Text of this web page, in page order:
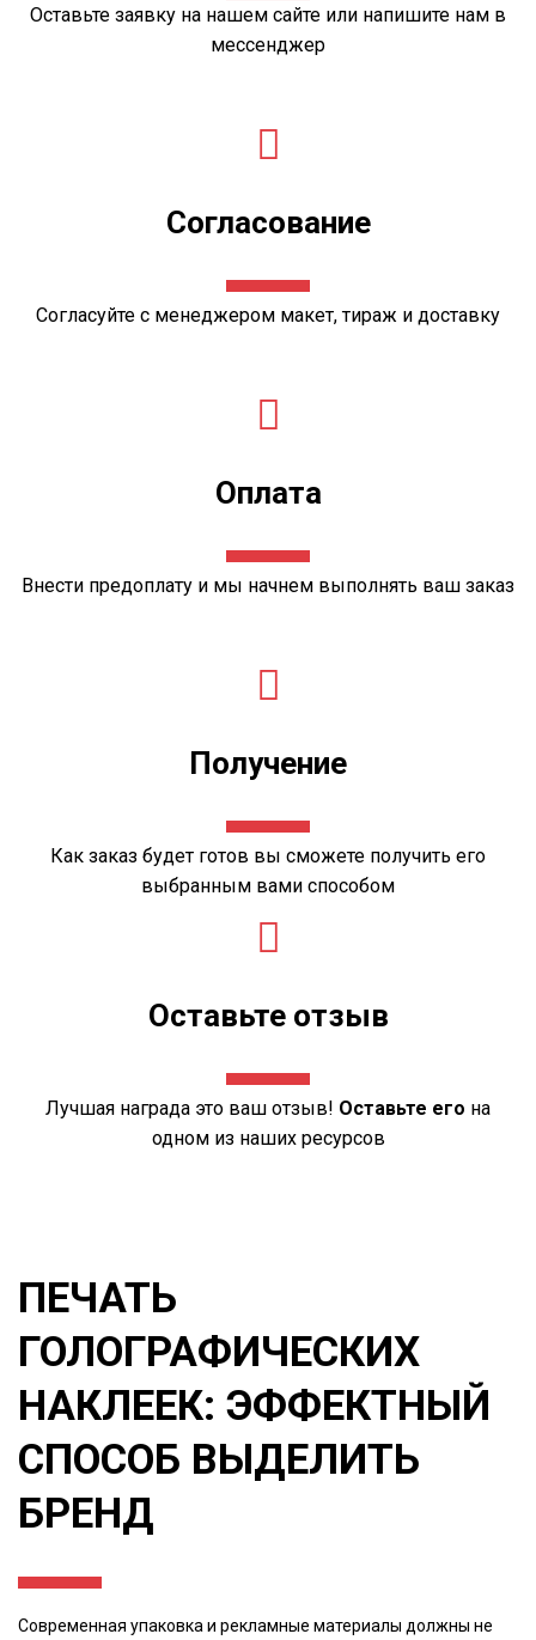
Оставьте заявку на нашем сайте или напишите нам в
мессенджер
Согласование
Согласуйте с менеджером макет, тираж и доставку
Оплата
Внести предоплату и мы начнем выполнять ваш заказ
Получение
Как заказ будет готов вы сможете получить его
выбранным вами способом
Оставьте отзыв
Лучшая награда это ваш отзыв! Оставьте его на
одном из наших ресурсов
ПЕЧАТЬ
ГОЛОГРАФИЧЕСКИХ
НАКЛЕЕК: ЭФФЕКТНЫЙ
СПОСОБ ВЫДЕЛИТЬ
БРЕНД
Современная упаковка и рекламные материалы должны не